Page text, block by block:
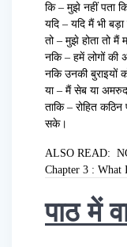
कि – मुझे नहीं पता
यदि – यदि मैं भी
तो – मुझे होता तो मैं
नकि – हमें लोगों की
नकि उनकी बुराइयों
या – मैं सेब या
ताकि – रोहित
सके।
ALSO READ:
Chapter 3 : What
पाठ में